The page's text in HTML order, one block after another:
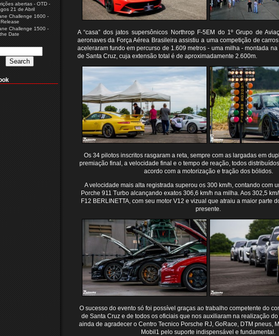
A “casa” dos jatos supersônicos Northrop F-5EM do 1º Grupo de
aeronaves da Força Aérea Brasileira assistiu a uma competição de
aceleraram fundo em percurso de 1.609 metros - uma milha - montada
de Santa Cruz, cuja extensão total é de aproximadamente 2.600m.
Os 34 pilotos inscritos rasgaram a reta, sempre com as largadas em
premiação final, a velocidade final e o tempo de reação, todos
acordo com a motorização e tração dos bólidos.
A velocidade mais alta registrada superou os 300 km/h, contando com
Porche 911 Turbo alcançando exatos 306,6 km/h na milha. Aos 302,5
F12 BERLINETTA, com seu motor V12 e vizual que atraiu a maior parte
presente.
O sucesso do evento só foi possível graças ao trabalho competente do
de Santa Cruz e de todos os oficiais que nos auxiliaram na realização
ainda de agradecer o Centro Tecnico Porsche RJ, GoRace, DTM pneus,
Mobil1 pelo suporte indispensável e fundamental.
abertas - OTD -
21 de Abril
Challenge 1600 -
Challenge 1500 -
Date